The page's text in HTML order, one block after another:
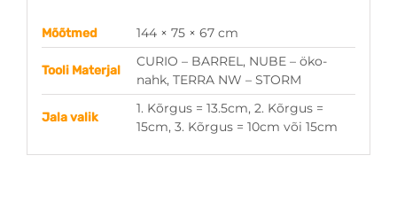
Mõõtmed 144 × 75 × 67 cm
Tooli Materjal
CURIO – BARREL, NUBE – öko-
nahk, TERRA NW – STORM
Jala valik
1. Kõrgus = 13.5cm, 2. Kõrgus =
15cm, 3. Kõrgus = 10cm või 15cm